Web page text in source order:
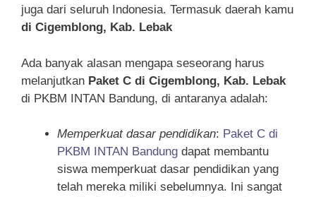
juga dari seluruh Indonesia. Termasuk daerah kamu
di Cigemblong, Kab. Lebak
Ada banyak alasan mengapa seseorang harus
melanjutkan Paket C di Cigemblong, Kab. Lebak
di PKBM INTAN Bandung, di antaranya adalah:
Memperkuat dasar pendidikan: Paket C di
PKBM INTAN Bandung dapat membantu
siswa memperkuat dasar pendidikan yang
telah mereka miliki sebelumnya. Ini sangat